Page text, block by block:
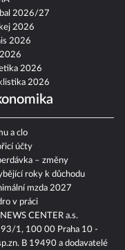
CENTER a.s.
1, 100 00 Praha 10 -
B 19490 a dodavatelé
2026/27
2026
2026
2026
2026
a clo
účty
– změny
roky k důchodu
mzda 2027
v práci